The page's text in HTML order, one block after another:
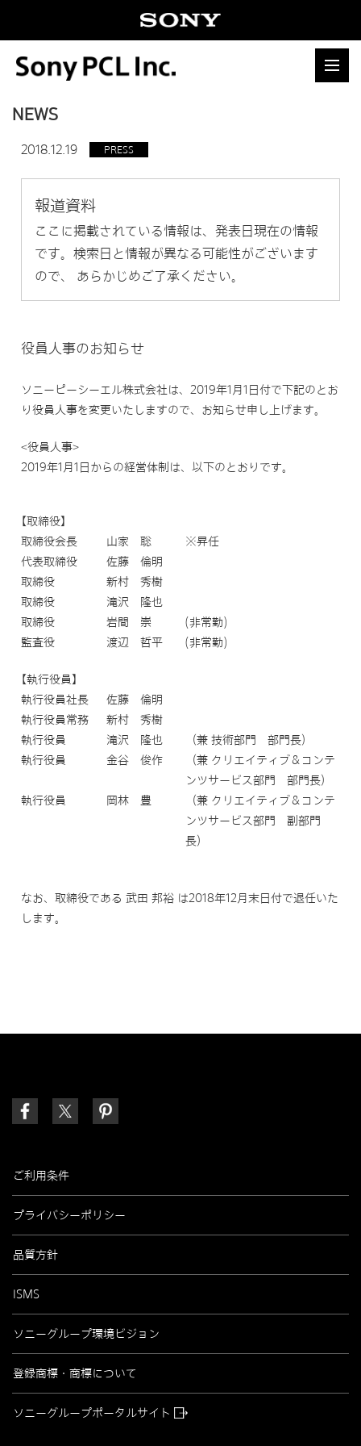
NEWS
2018.12.19 PRESS
報道資料
ここに掲載されている情報は、発表日現在の情報
です。検索日と情報が異なる可能性がございます
ので、 あらかじめご了承ください。
役員人事のお知らせ
ソニーピーシーエル株式会社は、2019年1月1日付で下記のとお
り役員人事を変更いたしますので、お知らせ申し上げます。
<役員人事>
2019年1月1日からの経営体制は、以下のとおりです。
【取締役】
取締役会長
山家 聡
※昇任
代表取締役
佐藤 倫明
取締役
新村 秀樹
取締役
滝沢 隆也
取締役
岩間 崇
(非常勤)
監査役
渡辺 哲平 (非常勤)
【執行役員】
執行役員社長
佐藤 倫明
執行役員常務
新村 秀樹
執行役員
滝沢 隆也
（兼 技術部門 部門長）
執行役員
金谷 俊作
（兼 クリエイティブ＆コンテ
ンツサービス部門 部門長）
執行役員
岡林 豊
（兼 クリエイティブ＆コンテ
ンツサービス部門 副部門
長）
なお、取締役である 武田 邦裕 は2018年12月末日付で退任いた
します。
ご利用条件
プライバシーポリシー
品質方針
ISMS
ソニーグループ環境ビジョン
登録商標・商標について
ソニーグループポータルサイト